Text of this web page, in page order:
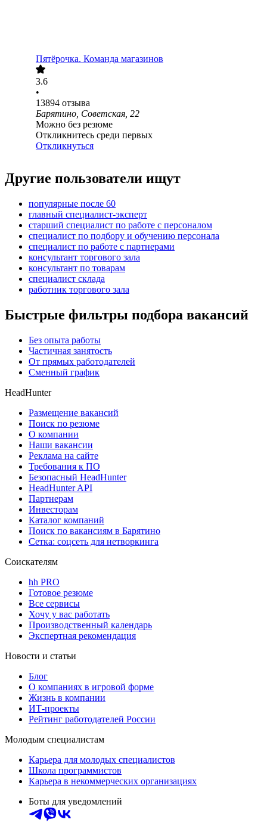
Пятёрочка. Команда магазинов
3.6
•
13894 отзыва
Барятино, Советская, 22
Можно без резюме
Откликнитесь среди первых
Откликнуться
Другие пользователи ищут
популярные после 60
главный специалист-эксперт
старший специалист по работе с персоналом
специалист по подбору и обучению персонала
специалист по работе с партнерами
консультант торгового зала
консультант по товарам
специалист склада
работник торгового зала
Быстрые фильтры подбора вакансий
Без опыта работы
Частичная занятость
От прямых работодателей
Сменный график
HeadHunter
Размещение вакансий
Поиск по резюме
О компании
Наши вакансии
Реклама на сайте
Требования к ПО
Безопасный HeadHunter
HeadHunter API
Партнерам
Инвесторам
Каталог компаний
Поиск по вакансиям в Барятино
Сетка: соцсеть для нетворкинга
Соискателям
hh PRO
Готовое резюме
Все сервисы
Хочу у вас работать
Производственный календарь
Экспертная рекомендация
Новости и статьи
Блог
О компаниях в игровой форме
Жизнь в компании
ИТ-проекты
Рейтинг работодателей России
Молодым специалистам
Карьера для молодых специалистов
Школа программистов
Карьера в некоммерческих организациях
Боты для уведомлений